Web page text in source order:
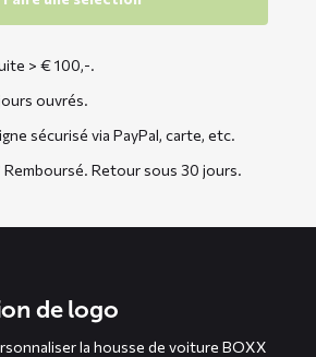
> € 100,-.
ouvrés.
sécurisé via PayPal, carte, etc.
Remboursé. Retour sous 30 jours.
de logo
la housse de voiture BOXX